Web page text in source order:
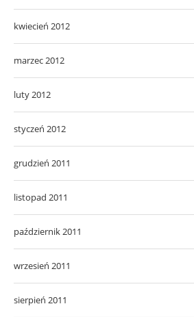
kwiecień 2012
marzec 2012
luty 2012
styczeń 2012
grudzień 2011
listopad 2011
październik 2011
wrzesień 2011
sierpień 2011